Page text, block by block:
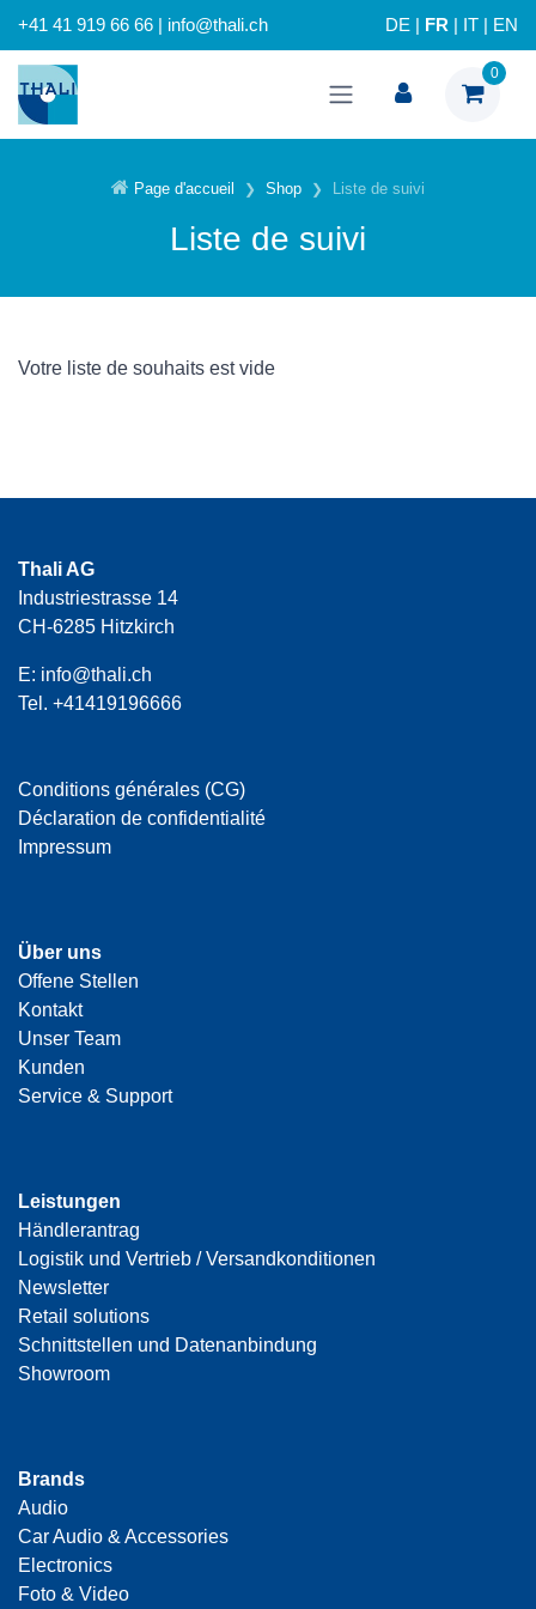
+41 41 919 66 66 | info@thali.ch DE FR IT EN
0
Page d'accueil Shop Liste de suivi
Liste de suivi
Votre liste de souhaits est vide
Thali AG
Industriestrasse 14
CH-6285 Hitzkirch
E: info@thali.ch
Tel. +41419196666
Conditions générales (CG)
Déclaration de confidentialité
Impressum
Über uns
Offene Stellen
Kontakt
Unser Team
Kunden
Service & Support
Leistungen
Händlerantrag
Logistik und Vertrieb / Versandkonditionen
Newsletter
Retail solutions
Schnittstellen und Datenanbindung
Showroom
Brands
Audio
Car Audio & Accessories
Electronics
Foto & Video